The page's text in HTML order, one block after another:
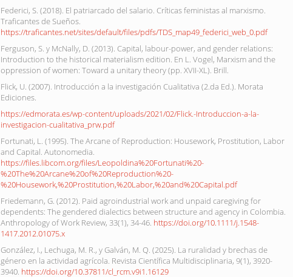
Federici, S. (2018). El patriarcado del salario. Críticas feministas al marxismo.
Traficantes de Sueños.
https://traficantes.net/sites/default/files/pdfs/TDS_map49_federici_web_0.pdf
Ferguson, S. y McNally, D. (2013). Capital, labour-power, and gender relations:
Introduction to the historical materialism edition. En L. Vogel, Marxism and the
oppression of women: Toward a unitary theory (pp. XVII-XL). Brill.
Flick, U. (2007). Introducción a la investigación Cualitativa (2.da Ed.). Morata
Ediciones.
https://edmorata.es/wp-content/uploads/2021/02/Flick.-Introduccion-a-la-
investigacion-cualitativa_prw.pdf
Fortunati, L. (1995). The Arcane of Reproduction: Housework, Prostitution, Labor
and Capital. Autonomedia.
https://files.libcom.org/files/Leopoldina%20Fortunati%20-
%20The%20Arcane%20of%20Reproduction%20-
%20Housework,%20Prostitution,%20Labor,%20and%20Capital.pdf
Friedemann, G. (2012). Paid agroindustrial work and unpaid caregiving for
dependents: The gendered dialectics between structure and agency in Colombia.
Anthropology of Work Review, 33(1), 34-46. https://doi.org/10.1111/j.1548-
1417.2012.01075.x
González, I., Lechuga, M. R., y Galván, M. Q. (2025). La ruralidad y brechas de
género en la actividad agrícola. Revista Científica Multidisciplinaria, 9(1), 3920-
3940. https://doi.org/10.37811/cl_rcm.v9i1.16129